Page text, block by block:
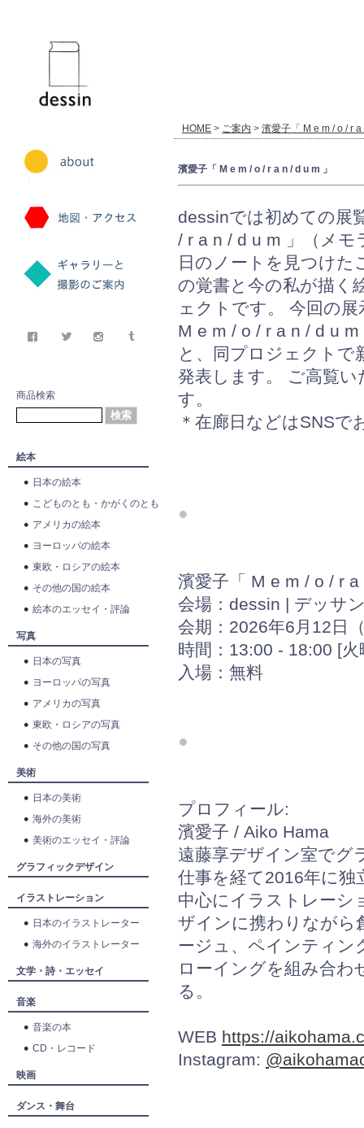
商品検索
絵本
日本の絵本
こどものとも・かがくのとも
アメリカの絵本
ヨーロッパの絵本
東欧・ロシアの絵本
その他の国の絵本
絵本のエッセイ・評論
写真
日本の写真
ヨーロッパの写真
アメリカの写真
東欧・ロシアの写真
その他の国の写真
美術
日本の美術
海外の美術
美術のエッセイ・評論
グラフィックデザイン
イラストレーション
日本のイラストレーター
海外のイラストレーター
文学・詩・エッセイ
音楽
音楽の本
CD・レコード
映画
ダンス・舞台
HOME > ご案内 > 濱愛子「 M e m / o / r
濱愛子「 M e m / o / r a n / d u m 」
dessinでは初めての展
/ r a n / d u m 」（メモ
日のノートを見つけた
の覚書と今の私が描く
ェクトです。 今回の
M e m / o / r a n / d u
と、同プロジェクトで
発表します。 ご高覧
す。
＊在廊日などはSNS
●
濱愛子「 M e m / o / r
会場：dessin | デッサ
会期：2026年6月12日
時間：13:00 - 18:00 [火
入場：無料
●
プロフィール:
濱愛子 / Aiko Hama
遠藤享デザイン室でグ
仕事を経て2016年に独
中心にイラストレーシ
ザインに携わりながら
ージュ、ペインティン
ローイングを組み合わ
る。
WEB https://
Instagram: